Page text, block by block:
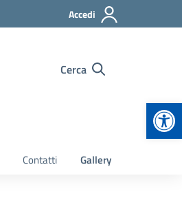
Accedi
Cerca
Contatti Gallery